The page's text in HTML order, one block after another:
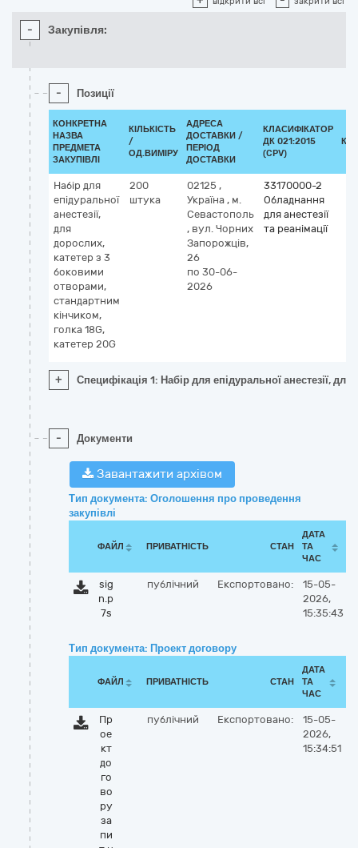
- Закупівля:
- Позиції
КОНКРЕТНА
НАЗВА
ПРЕДМЕТА
ЗАКУПІВЛІ
КІЛЬКІСТЬ
/
ОД.ВИМІРУ
АДРЕСА
ДОСТАВКИ /
ПЕРІОД
ДОСТАВКИ
КЛАСИФІКАТОР
ДК 021:2015
(CPV)
Набір для
епідуральної
анестезії,
для
дорослих,
катетер з 3
боковими
отворами,
стандартним
кінчиком,
голка 18G,
катетер 20G
200
штука
02125 ,
Україна , м.
Севастополь
, вул. Чорних
Запорожців,
26
по 30-06-
2026
33170000-2
Обладнання
для анестезії
та реанімації
+ Специфікація 1: Набір для епідуральної анестезії,
- Документи
Завантажити архівом
Тип документа: Оголошення про проведення
закупівлі
ФАЙЛ ПРИВАТНІСТЬ СТАН
ДАТА
ТА
ЧАС
sig
n.p
7s
публічний Експортовано:
15-05-
2026,
15:35:43
Тип документа: Проект договору
ФАЙЛ ПРИВАТНІСТЬ СТАН
ДАТА
ТА
ЧАС
Пр
ое
кт
до
го
во
ру
за
пи
публічний Експортовано:
15-05-
2026,
15:34:51